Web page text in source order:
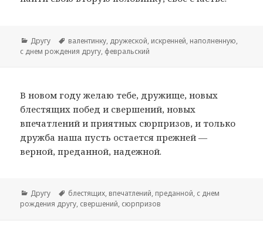
Рубрики
Другу Метки
валентинку, дружеской, искренней, наполненную,
с днем рождения другу, февральский
В новом году желаю тебе, дружище, новых
блестящих побед и свершений, новых
впечатлений и приятных сюрпризов, и только
дружба наша пусть остается прежней —
верной, преданной, надежной.
Рубрики
Другу Метки
блестящих, впечатлений, преданной, с днем
рождения другу, свершений, сюрпризов